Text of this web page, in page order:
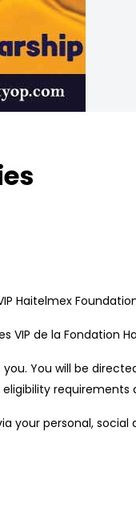
Haitelmex
de la Fondation
You will be
your personal,